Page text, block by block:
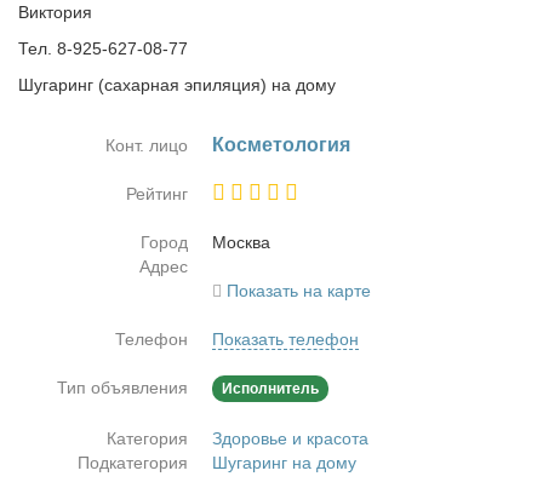
Виктория
Тел. 8-925-627-08-77
Шугаринг (сахарная эпиляция) на дому
Конт. лицо Кос­ме­то­ло­гия
Рейтинг
Город
Москва
Адрес
Показать на карте
Телефон Показать телефон
Тип объявления Исполнитель
Категория
Здоровье и красота
Подкатегория
Шугаринг на дому